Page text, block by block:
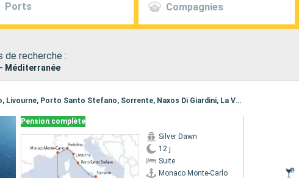
Ports Compagnies
de recherche :
Méditerranée
Itinéraire : Monaco Monte-Carlo, Portofino, Livourne, Porto Santo Stefano, Sorrente, Naxos Di Giardini, La Valette, Trapani, Cagliari
Pension complète
Silver Dawn
12 j
Suite
Monaco Monte-Carlo